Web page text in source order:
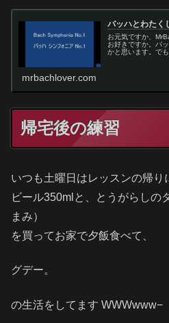
バッハとわたく
お元気ですか、
お好きですか。バ
かと思います。で
mrbachlover.com
帰宅後の練習
いつも土曜日はレッスンの帰り
ビール350mlと、とうがらしの
まみ）
を買ってお家で夕飯食べて、
グデー。
の生活をしてます WWWwww−